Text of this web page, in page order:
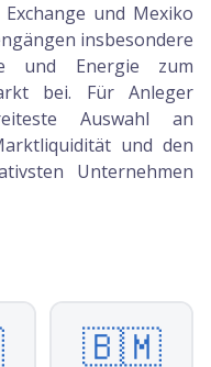
und Mexiko
insbesondere
und Energie zum
bei. Für Anleger
Auswahl an
und den
Unternehmen
🇧🇲